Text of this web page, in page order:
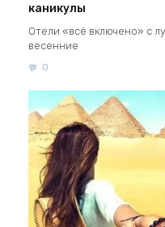
каникулы
Отели «всё включено» с
весенние
0